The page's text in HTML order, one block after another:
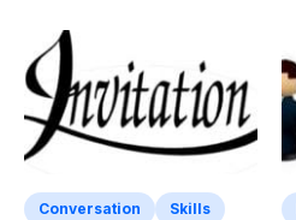
Conversation
Skills